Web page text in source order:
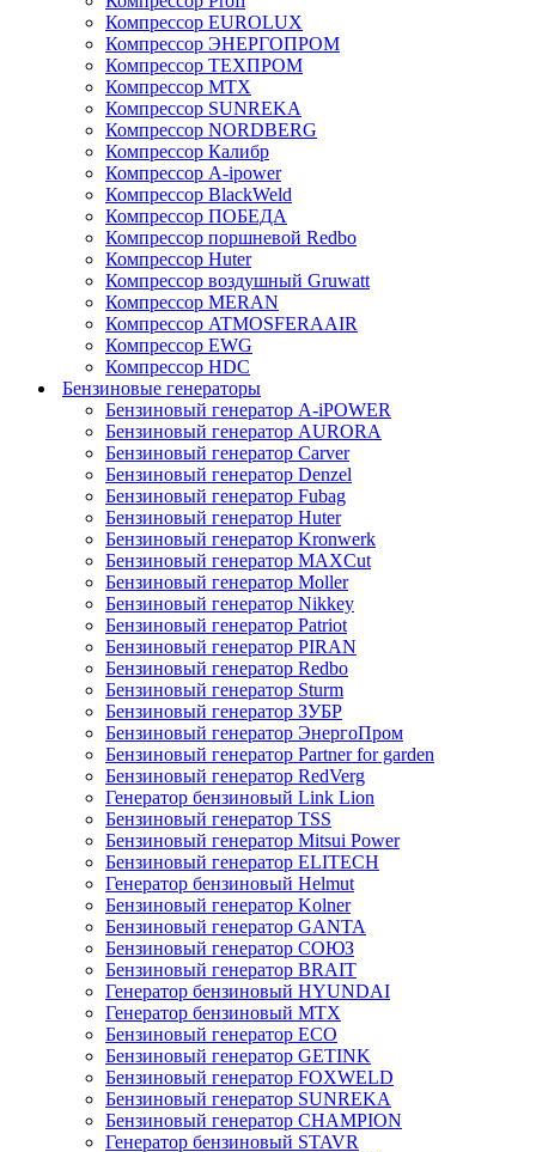
Компрессор EUROLUX
Компрессор ЭНЕРГОПРОМ
Компрессор ТЕХПРОМ
Компрессор MTX
Компрессор SUNREKA
Компрессор NORDBERG
Компрессор Калибр
Компрессор A-ipower
Компрессор BlackWeld
Компрессор ПОБЕДА
Компрессор поршневой Redbo
Компрессор Huter
Компрессор воздушный Gruwatt
Компрессор MERAN
Компрессор ATMOSFERAAIR
Компрессор EWG
Компрессор HDC
Бензиновые генераторы
Бензиновый генератор A-iPOWER
Бензиновый генератор AURORA
Бензиновый генератор Carver
Бензиновый генератор Denzel
Бензиновый генератор Fubag
Бензиновый генератор Huter
Бензиновый генератор Kronwerk
Бензиновый генератор MAXCut
Бензиновый генератор Moller
Бензиновый генератор Nikkey
Бензиновый генератор Patriot
Бензиновый генератор PIRAN
Бензиновый генератор Redbo
Бензиновый генератор Sturm
Бензиновый генератор ЗУБР
Бензиновый генератор ЭнергоПром
Бензиновый генератор Partner for garden
Бензиновый генератор RedVerg
Генератор бензиновый Link Lion
Бензиновый генератор TSS
Бензиновый генератор Mitsui Power
Бензиновый генератор ELITECH
Генератор бензиновый Helmut
Бензиновый генератор Kolner
Бензиновый генератор GANTA
Бензиновый генератор СОЮЗ
Бензиновый генератор BRAIT
Генератор бензиновый HYUNDAI
Генератор бензиновый MTX
Бензиновый генератор ECO
Бензиновый генератор GETINK
Бензиновый генератор FOXWELD
Бензиновый генератор SUNREKA
Бензиновый генератор CHAMPION
Генератор бензиновый STAVR